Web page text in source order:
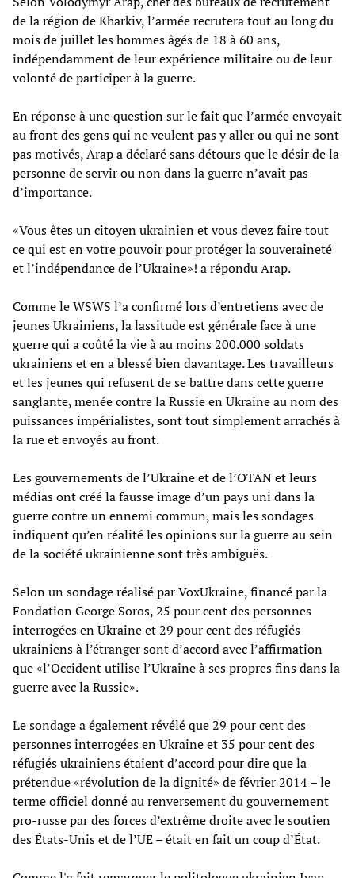
de la région de Kharkiv, l’armée recrutera tout au long du
mois de juillet les hommes âgés de 18 à 60 ans,
indépendamment de leur expérience militaire ou de leur
volonté de participer à la guerre.
En réponse à une question sur le fait que l’armée envoyait
au front des gens qui ne veulent pas y aller ou qui ne sont
pas motivés, Arap a déclaré sans détours que le désir de la
personne de servir ou non dans la guerre n’avait pas
d’importance.
«Vous êtes un citoyen ukrainien et vous devez faire tout
ce qui est en votre pouvoir pour protéger la souveraineté
et l’indépendance de l’Ukraine»! a répondu Arap.
Comme le WSWS l’a confirmé lors d’entretiens avec de
jeunes Ukrainiens, la lassitude est générale face à une
guerre qui a coûté la vie à au moins 200.000 soldats
ukrainiens et en a blessé bien davantage. Les travailleurs
et les jeunes qui refusent de se battre dans cette guerre
sanglante, menée contre la Russie en Ukraine au nom des
puissances impérialistes, sont tout simplement arrachés à
la rue et envoyés au front.
Les gouvernements de l’Ukraine et de l’OTAN et leurs
médias ont créé la fausse image d’un pays uni dans la
guerre contre un ennemi commun, mais les sondages
indiquent qu’en réalité les opinions sur la guerre au sein
de la société ukrainienne sont très ambiguës.
Selon un sondage réalisé par VoxUkraine, financé par la
Fondation George Soros, 25 pour cent des personnes
interrogées en Ukraine et 29 pour cent des réfugiés
ukrainiens à l’étranger sont d’accord avec l’affirmation
que «l’Occident utilise l’Ukraine à ses propres fins dans la
guerre avec la Russie».
Le sondage a également révélé que 29 pour cent des
personnes interrogées en Ukraine et 35 pour cent des
réfugiés ukrainiens étaient d’accord pour dire que la
prétendue «révolution de la dignité» de février 2014 – le
terme officiel donné au renversement du gouvernement
pro-russe par des forces d’extrême droite avec le soutien
des États-Unis et de l’UE – était en fait un coup d’État.